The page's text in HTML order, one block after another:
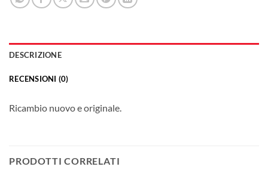
DESCRIZIONE
RECENSIONI (0)
Ricambio nuovo e originale.
PRODOTTI CORRELATI